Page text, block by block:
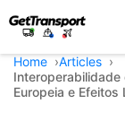
Home
Articles
Interoperabilidade
Europeia e Efeitos